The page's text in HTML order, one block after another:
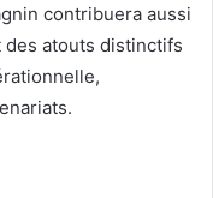
contribuera aussi
atouts distinctifs